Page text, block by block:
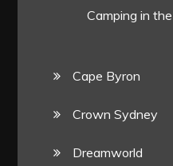
Camping in
Cape Byron
Crown Sydney
Dreamworld